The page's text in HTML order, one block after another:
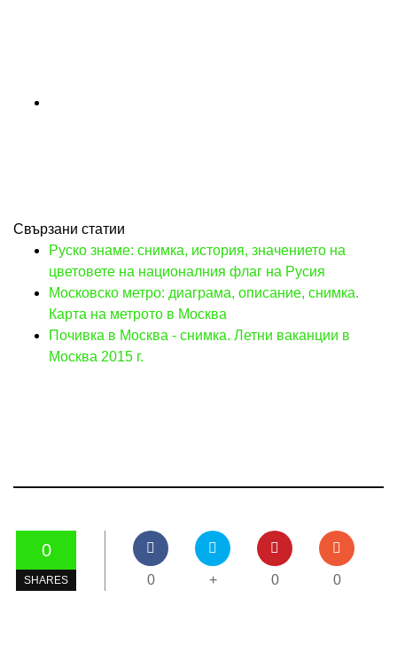
Свързани статии
Руско знаме: снимка, история, значението на
цветовете на националния флаг на Русия
Московско метро: диаграма, описание, снимка.
Карта на метрото в Москва
Почивка в Москва - снимка. Летни ваканции в
Москва 2015 г.
0
SHARES 0 + 0 0